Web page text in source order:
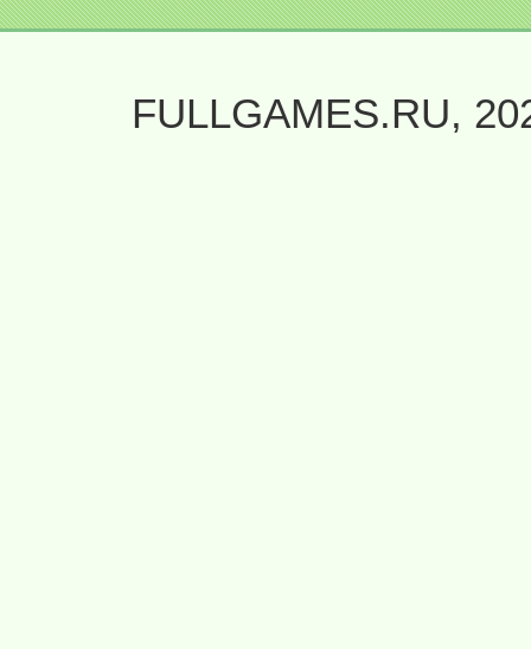
FULLGAMES.RU,